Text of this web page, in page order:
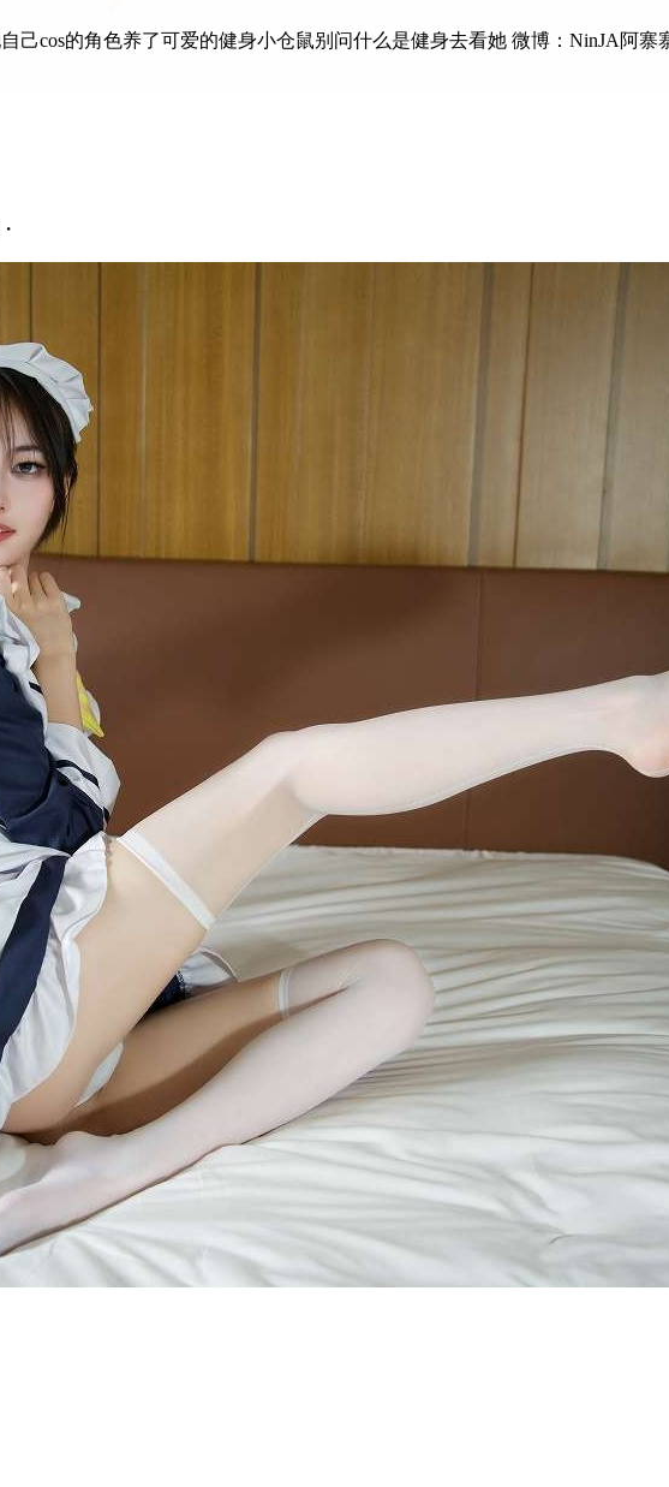
cos的角色养了可爱的健身小仓鼠别问什么是健身去看她 微博：NinJA阿寨